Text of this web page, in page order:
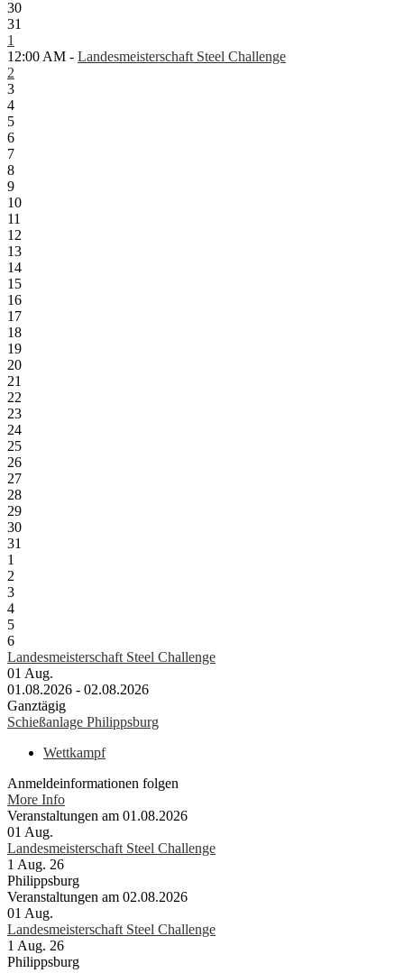
30
31
1
12:00 AM - Landesmeisterschaft Steel Challenge
2
3
4
5
6
7
8
9
10
11
12
13
14
15
16
17
18
19
20
21
22
23
24
25
26
27
28
29
30
31
1
2
3
4
5
6
Landesmeisterschaft Steel Challenge
01 Aug.
01.08.2026 - 02.08.2026
Ganztägig
Schießanlage Philippsburg
Wettkampf
Anmeldeinformationen folgen
More Info
Veranstaltungen am 01.08.2026
01 Aug.
Landesmeisterschaft Steel Challenge
1 Aug. 26
Philippsburg
Veranstaltungen am 02.08.2026
01 Aug.
Landesmeisterschaft Steel Challenge
1 Aug. 26
Philippsburg